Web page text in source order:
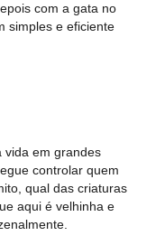
com a gata no
simples e eficiente
vida em grandes
controlar quem
qual das criaturas
aqui é velhinha e